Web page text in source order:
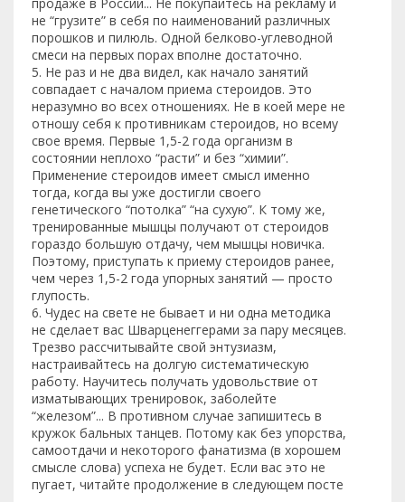
не “грузите” в себя по наименований различных
порошков и пилюль. Одной белково-углеводной
смеси на первых порах вполне достаточно.
5. Не раз и не два видел, как начало занятий
совпадает с началом приема стероидов. Это
неразумно во всех отношениях. Не в коей мере не
отношу себя к противникам стероидов, но всему
свое время. Первые 1,5-2 года организм в
состоянии неплохо “расти” и без “химии”.
Применение стероидов имеет смысл именно
тогда, когда вы уже достигли своего
генетического “потолка” “на сухую”. К тому же,
тренированные мышцы получают от стероидов
гораздо большую отдачу, чем мышцы новичка.
Поэтому, приступать к приему стероидов ранее,
чем через 1,5-2 года упорных занятий — просто
глупость.
6. Чудес на свете не бывает и ни одна методика
не сделает вас Шварценеггерами за пару месяцев.
Трезво рассчитывайте свой энтузиазм,
настраивайтесь на долгую систематическую
работу. Научитесь получать удовольствие от
изматывающих тренировок, заболейте
“железом”... В противном случае запишитесь в
кружок бальных танцев. Потому как без упорства,
самоотдачи и некоторого фанатизма (в хорошем
смысле слова) успеха не будет. Если вас это не
пугает, читайте продолжение в следующем посте